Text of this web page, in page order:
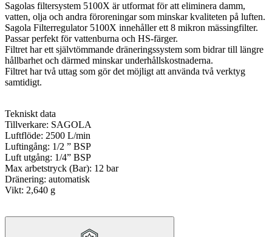
Sagolas filtersystem 5100X är utformat för att eliminera damm,
vatten, olja och andra föroreningar som minskar kvaliteten på luften.
Sagola Filterregulator 5100X innehåller ett 8 mikron mässingfilter.
Passar perfekt för vattenburna och HS-färger.
Filtret har ett självtömmande dräneringssystem som bidrar till längre
hållbarhet och därmed minskar underhållskostnaderna.
Filtret har två uttag som gör det möjligt att använda två verktyg
samtidigt.
Tekniskt data
Tillverkare: SAGOLA
Luftflöde: 2500 L/min
Luftingång: 1/2 ” BSP
Luft utgång: 1/4” BSP
Max arbetstryck (Bar): 12 bar
Dränering: automatisk
Vikt: 2,640 g